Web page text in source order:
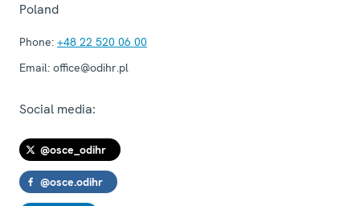
Poland
Phone: +48 22 520 06 00
Email: office@odihr.pl
Social media:
@osce_odihr
@osce.odihr